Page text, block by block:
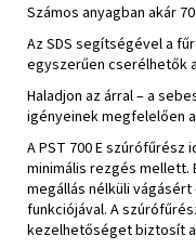
Számos anyagban akár
Az SDS segítségével a
egyszerűen cserélhetők
Haladjon az árral – a
igényeinek megfelelően
A PST 700 E
minimális rezgés mellett.
megállás nélküli
funkciójával. A
kezelhetőséget biztosít